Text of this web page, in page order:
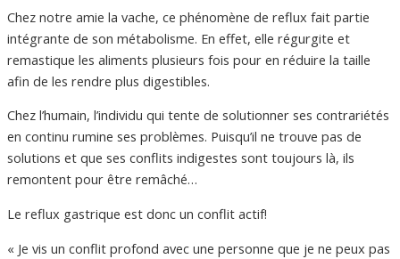
Chez notre amie la vache, ce phénomène de reflux fait partie
intégrante de son métabolisme. En effet, elle régurgite et
remastique les aliments plusieurs fois pour en réduire la taille
afin de les rendre plus digestibles.
Chez l’humain, l’individu qui tente de solutionner ses contrariétés
en continu rumine ses problèmes. Puisqu’il ne trouve pas de
solutions et que ses conflits indigestes sont toujours là, ils
remontent pour être remâché…
Le reflux gastrique est donc un conflit actif!
« Je vis un conflit profond avec une personne que je ne peux pas